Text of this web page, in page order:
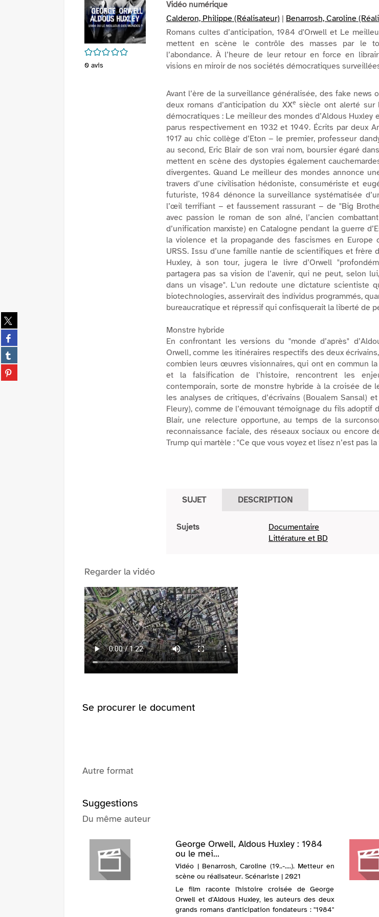
Partager
sur
twitter
(Nouvelle
fenêtre)
Partager
sur
facebook
(Nouvelle
fenêtre)
Partager
sur
tumblr
Partager
sur
/5
0 avis
Vidéo numérique
Calderon, Philippe (Réalisateur) | Benarrosh, Caroline
Romans cultes d’anticipation,1984 d'Orwell et Le
mettent en scène le contrôle des masses par le
l’abondance. À l’heure de leur retour en force en
visions en miroir de nos sociétés démocratiques
Avant l’ère de la surveillance généralisée, des fake news
deux romans d’anticipation du XXesiècle ont alerté sur
démocratiques : Le meilleur des mondes d’Aldous Huxley
parus respectivement en 1932 et 1949. Écrits par deux
1917 au chic collège d’Eton − le premier, professeur
au second, Eric Blair de son vrai nom, boursier égaré
mettent en scène des dystopies également
divergentes. Quand Le meilleur des mondes annonce
travers d’une civilisation hédoniste, consumériste et
futuriste, 1984 dénonce la surveillance systématisée
l’œil terrifiant − et faussement rassurant − de "Big
avec passion le roman de son aîné, l’ancien
d’unification marxiste) en Catalogne pendant la guerre
la violence et la propagande des fascismes en Europe
URSS. Issu d’une famille nantie de scientifiques et frère
Huxley, à son tour, jugera le livre d’Orwell "
partagera pas sa vision de l’avenir, qui ne peut, selon
dans un visage". L'un redoute une dictature scientiste
biotechnologies, asservirait des individus programmés,
bureaucratique et répressif qui confisquerait la liberté de
Monstre hybride
En confrontant les versions du "monde d’après"
Orwell, comme les itinéraires respectifs des deux
combien leurs œuvres visionnaires, qui ont en commun
et la falsification de l’histoire, rencontrent les
contemporain, sorte de monstre hybride à la croisée de
les analyses de critiques, d’écrivains (Boualem Sansal)
Fleury), comme de l’émouvant témoignage du fils adoptif
Blair, une relecture opportune, au temps de la
reconnaissance faciale, des réseaux sociaux ou encore
Trump qui martèle : "Ce que vous voyez et lisez n’est pas
SUJET DESCRIPTION
Sujets
Documentaire
Littérature et BD
Regarder la vidéo
Se procurer le document
Autre format
Suggestions
Du même auteur
George Orwell, Aldous Huxley : 1984
ou le mei...
Vidéo | Benarrosh, Caroline (19..-....). Metteur en
scène ou réalisateur. Scénariste | 2021
Le film raconte l'histoire croisée de George
Orwell et d'Aldous Huxley, les auteurs des deux
grands romans d'anticipation fondateurs : "1984"